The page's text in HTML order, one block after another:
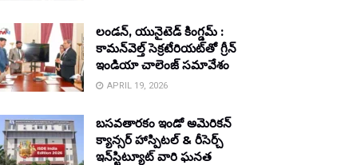
లండన్, యునైటెడ్ కింగ్డమ్ :
కామన్‌వెల్త్ సెక్రటేరియట్‌తో గ్రీన్
ఇండియా చాలెంజ్ సమావేశం
APRIL 19, 2026
బసవతారకం ఇండో అమెరికన్
క్యాన్సర్ హాస్పిటల్ & రీసెర్చ్
ఇన్‌స్టిట్యూట్ వారి ఘనత